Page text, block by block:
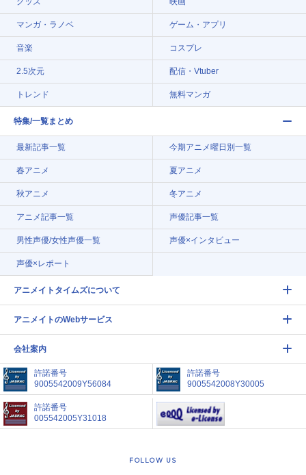
マンガ・ラノベ ゲーム・アプリ
音楽 コスプレ
2.5次元 配信・Vtuber
トレンド 無料マンガ
特集/一覧まとめ
最新記事一覧 今期アニメ曜日別一覧
春アニメ 夏アニメ
秋アニメ 冬アニメ
アニメ記事一覧 声優記事一覧
男性声優/女性声優一覧 声優×インタビュー
声優×レポート
アニメイトタイムズについて
アニメイトのWebサービス
会社案内
許諾番号
9005542009Y56084
許諾番号
9005542008Y30005
許諾番号
005542005Y31018
FOLLOW US